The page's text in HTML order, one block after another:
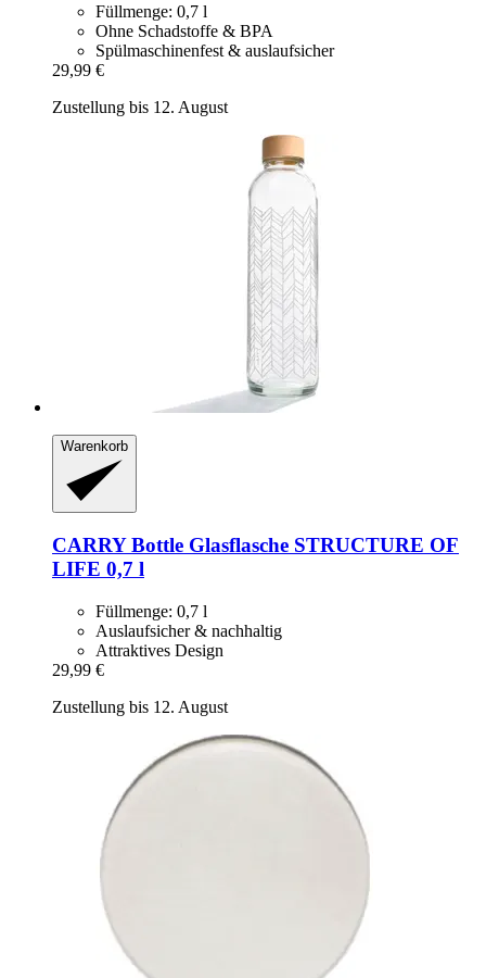
Füllmenge: 0,7 l
Ohne Schadstoffe & BPA
Spülmaschinenfest & auslaufsicher
29,99 €
Zustellung bis 12. August
Warenkorb
CARRY Bottle Glasflasche STRUCTURE OF
LIFE 0,7 l
Füllmenge: 0,7 l
Auslaufsicher & nachhaltig
Attraktives Design
29,99 €
Zustellung bis 12. August